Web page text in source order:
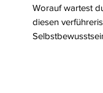
Worauf wartest
diesen